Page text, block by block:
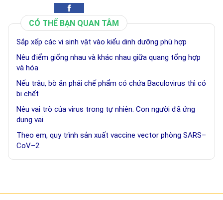
CÓ THỂ BẠN QUAN TÂM
Sắp xếp các vi sinh vật vào kiểu dinh dưỡng phù hợp
Nêu điểm giống nhau và khác nhau giữa quang tổng hợp
và hóa
Nếu trâu, bò ăn phải chế phẩm có chứa Baculovirus thì có
bị chết
Nêu vai trò của virus trong tự nhiên. Con người đã ứng
dụng vai
Theo em, quy trình sản xuất vaccine vector phòng SARS–
CoV–2